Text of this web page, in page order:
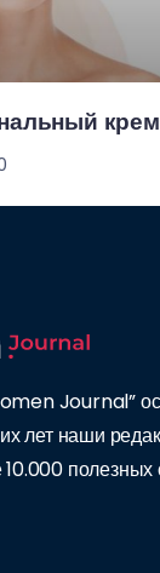
Journal”
лет наши
полезных